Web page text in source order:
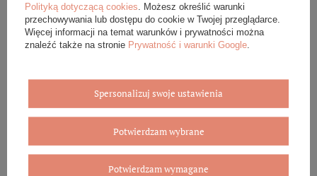
Biżuterię i zegarki zakupione w sklepie internetowym
BOVEM otrzymasz jako gotowy do wręczenia upominek. Do
każdego zamówienia dołączamy pudełko ze skóry
WYBIERZ PREZENT
Polityką dotyczącą cookies . Możesz określić warunki
przechowywania lub dostępu do cookie w Twojej przeglądarce.
Więcej informacji na temat warunków i prywatności można
znaleźć także na stronie Prywatność i warunki Google
Spersonalizuj swoje ustawienia
Potwierdzam wybrane
Potwierdzam wymagane